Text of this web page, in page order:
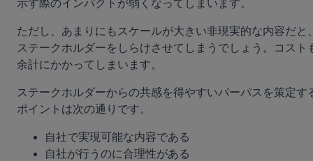
示す際のインパクトが弱くなってしまいます。
ただし、あまりにもスケールが大きい非現実的な内容だと
ステークホルダーをしらけさせてしまうでしょう。コスト
余計にかかってしまいます。
ステークホルダーからの共感を得やすいパーパスを策定す
ポイントは次の通りです。
自社で実現可能な内容である
自社が行うのに合理性がある